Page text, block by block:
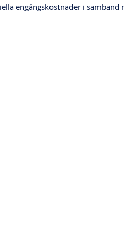
engångskostnader i